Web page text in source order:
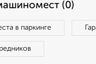
(0)
в паркинге